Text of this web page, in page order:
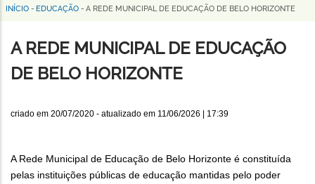
Horizonte
Trilha
de
navegação
INÍCIO - EDUCAÇÃO - A REDE MUNICIPAL DE EDUCAÇÃO DE BELO HORIZONTE
A REDE MUNICIPAL DE EDUCAÇÃO
DE BELO HORIZONTE
criado em 20/07/2020 - atualizado em 11/06/2026 | 17:39
A Rede Municipal de Educação de Belo Horizonte é constituída
pelas instituições públicas de educação mantidas pelo poder